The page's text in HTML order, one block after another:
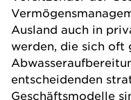
Ausland auch in
werden, die sich oft
entscheidenden
Geschäftsmodelle